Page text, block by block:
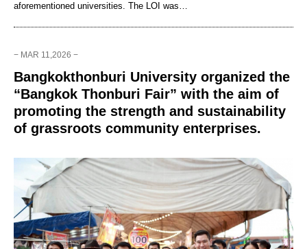
aforementioned universities. The LOI was…
− MAR 11,2026 −
Bangkokthonburi University organized the
“Bangkok Thonburi Fair” with the aim of
promoting the strength and sustainability
of grassroots community enterprises.